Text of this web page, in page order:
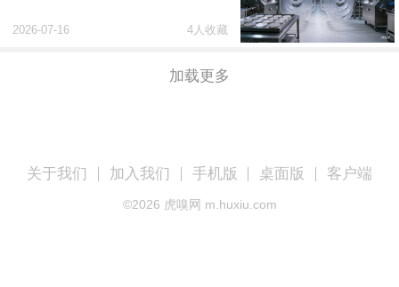
2026-07-16 4人收藏
加载更多
关于我们 加入我们 手机版 桌面版 客户端
©2026 虎嗅网 m.huxiu.com